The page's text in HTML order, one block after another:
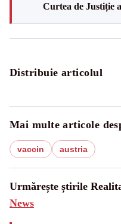
Curtea de Justiție
Distribuie articolul
Mai multe articole
vaccin austria
Urmărește știrile
News